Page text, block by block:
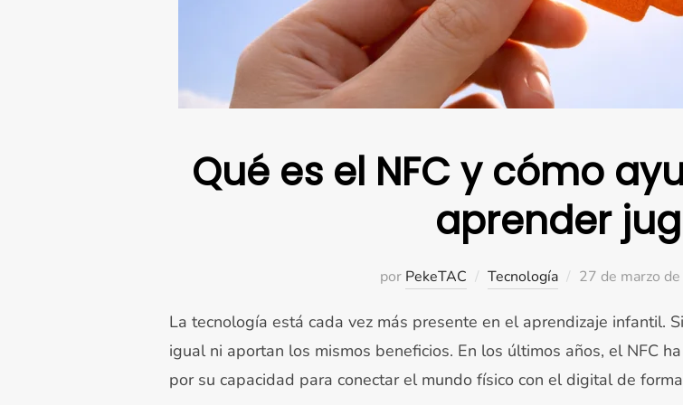
Qué es el NFC y cómo
aprender
por PekeTAC Tecnología
Publicado
27 de marzo
La tecnología está cada vez más presente en el aprendizaje infantil.
igual ni aportan los mismos beneficios. En los últimos años, el NFC
por su capacidad para conectar el mundo físico con el digital de